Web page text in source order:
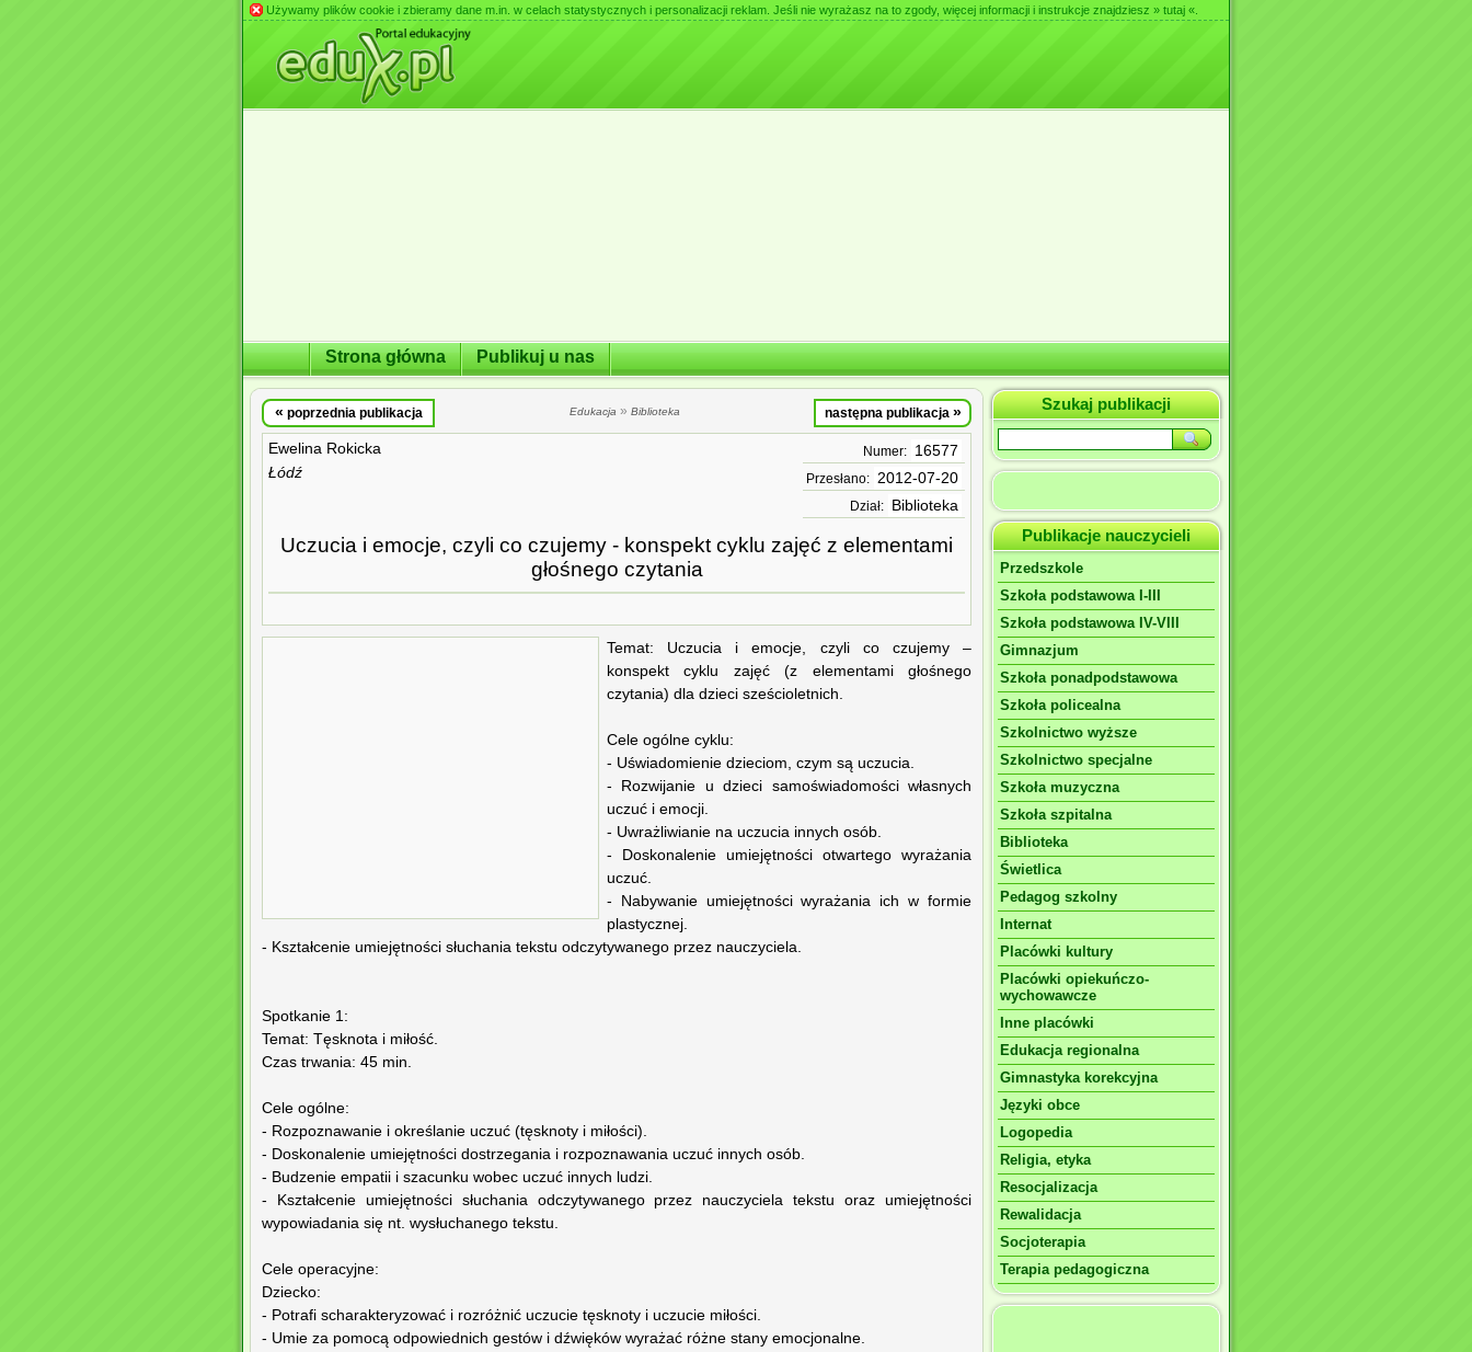
Używamy plików cookie i zbieramy dane m.in. w celach statystycznych i personalizacji reklam. Jeśli nie wyrażasz na to zgody, więcej informacji i instrukcje znajdziesz » tutaj «
Strona główna Publikuj u nas
« poprzednia publikacja Edukacja » Biblioteka następna publikacja »
Ewelina Rokicka
Łódź
Numer: 16577
Przesłano: 2012-07-20
Dział: Biblioteka
Uczucia i emocje, czyli co czujemy - konspekt cyklu zajęć z elementami
głośnego czytania
Temat: Uczucia i emocje, czyli co czujemy –
konspekt cyklu zajęć (z elementami głośnego
czytania) dla dzieci sześcioletnich.
Cele ogólne cyklu:
- Uświadomienie dzieciom, czym są uczucia.
- Rozwijanie u dzieci samoświadomości własnych
uczuć i emocji.
- Uwrażliwianie na uczucia innych osób.
- Doskonalenie umiejętności otwartego wyrażania
uczuć.
- Nabywanie umiejętności wyrażania ich w formie
plastycznej.
- Kształcenie umiejętności słuchania tekstu odczytywanego przez nauczyciela.
Spotkanie 1:
Temat: Tęsknota i miłość.
Czas trwania: 45 min.
Cele ogólne:
- Rozpoznawanie i określanie uczuć (tęsknoty i miłości).
- Doskonalenie umiejętności dostrzegania i rozpoznawania uczuć innych osób.
- Budzenie empatii i szacunku wobec uczuć innych ludzi.
- Kształcenie umiejętności słuchania odczytywanego przez nauczyciela tekstu oraz umiejętności
wypowiadania się nt. wysłuchanego tekstu.
Cele operacyjne:
Dziecko:
- Potrafi scharakteryzować i rozróżnić uczucie tęsknoty i uczucie miłości.
- Umie za pomocą odpowiednich gestów i dźwięków wyrażać różne stany emocjonalne.
Szukaj publikacji
Publikacje nauczycieli
Przedszkole
Szkoła podstawowa I-III
Szkoła podstawowa IV-VIII
Gimnazjum
Szkoła ponadpodstawowa
Szkoła policealna
Szkolnictwo wyższe
Szkolnictwo specjalne
Szkoła muzyczna
Szkoła szpitalna
Biblioteka
Świetlica
Pedagog szkolny
Internat
Placówki kultury
Placówki opiekuńczo-
wychowawcze
Inne placówki
Edukacja regionalna
Gimnastyka korekcyjna
Języki obce
Logopedia
Religia, etyka
Resocjalizacja
Rewalidacja
Socjoterapia
Terapia pedagogiczna